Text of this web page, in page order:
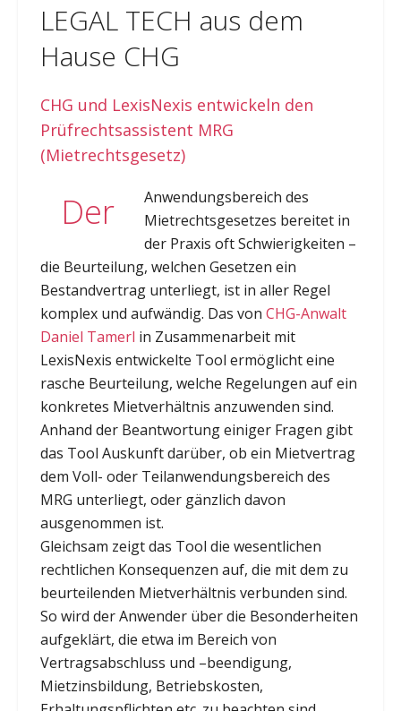
LEGAL TECH aus dem
Hause CHG
CHG und LexisNexis entwickeln den
Prüfrechtsassistent MRG
(Mietrechtsgesetz)
Der
Anwendungsbereich des
Mietrechtsgesetzes bereitet in
der Praxis oft Schwierigkeiten –
die Beurteilung, welchen Gesetzen ein
Bestandvertrag unterliegt, ist in aller Regel
komplex und aufwändig. Das von CHG-Anwalt
Daniel Tamerl in Zusammenarbeit mit
LexisNexis entwickelte Tool ermöglicht eine
rasche Beurteilung, welche Regelungen auf ein
konkretes Mietverhältnis anzuwenden sind.
Anhand der Beantwortung einiger Fragen gibt
das Tool Auskunft darüber, ob ein Mietvertrag
dem Voll- oder Teilanwendungsbereich des
MRG unterliegt, oder gänzlich davon
ausgenommen ist.
Gleichsam zeigt das Tool die wesentlichen
rechtlichen Konsequenzen auf, die mit dem zu
beurteilenden Mietverhältnis verbunden sind.
So wird der Anwender über die Besonderheiten
aufgeklärt, die etwa im Bereich von
Vertragsabschluss und –beendigung,
Mietzinsbildung, Betriebskosten,